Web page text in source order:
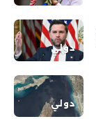
دولي
دولي